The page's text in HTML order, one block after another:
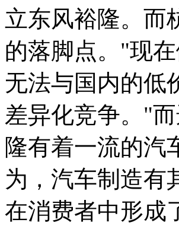
立东风裕隆。而
的落脚点。"现
无法与国内的低
差异化竞争。"
隆有着一流的汽
为，汽车制造有
在消费者中形成